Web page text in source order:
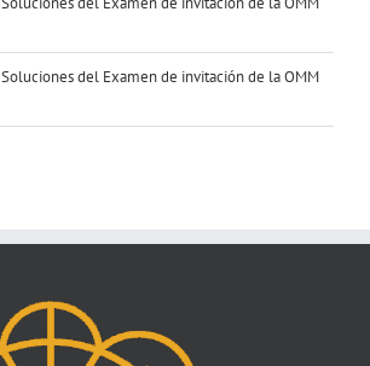
Soluciones del Examen de invitación de la OMM